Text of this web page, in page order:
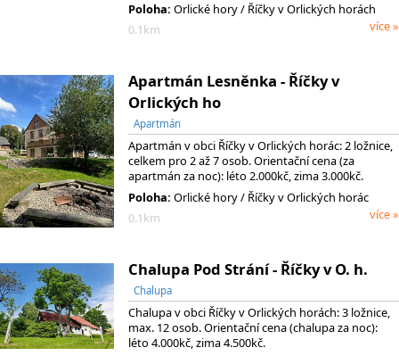
Poloha: Orlické hory / Říčky v Orlických horách
0.1km
více »
Apartmán Lesněnka - Říčky v
Orlických ho
Apartmán
Apartmán v obci Říčky v Orlických horác: 2 ložnice,
celkem pro 2 až 7 osob. Orientační cena (za
apartmán za noc): léto 2.000kč, zima 3.000kč.
Poloha: Orlické hory / Říčky v Orlických horác
0.1km
více »
Chalupa Pod Strání - Říčky v O. h.
Chalupa
Chalupa v obci Říčky v Orlických horách: 3 ložnice,
max. 12 osob. Orientační cena (chalupa za noc):
léto 4.000kč, zima 4.500kč.